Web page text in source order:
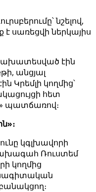
նշելով,
սառեցվի ներկայիս
էին
անցյալ
Կրեմլի կողմից՝
հետ
պատճառով։
կգլխավորի
Ռուստեմ
կողմից